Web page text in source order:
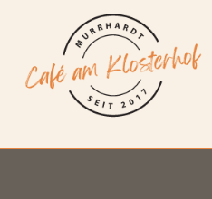
springen
Über